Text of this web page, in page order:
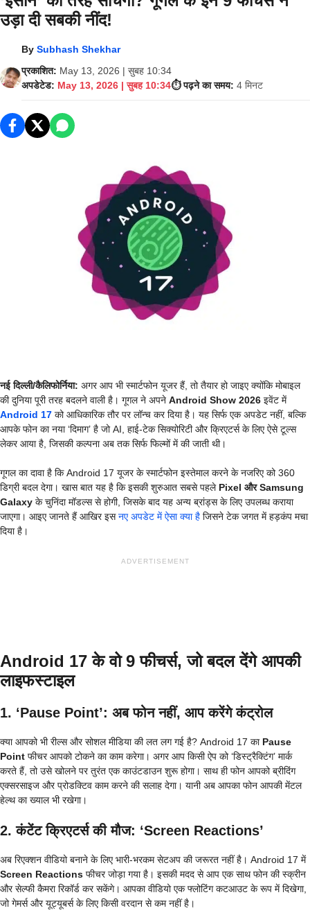
उड़ा दी सबकी नींद!
By Subhash Shekhar
प्रकाशित: May 13, 2026 | सुबह 10:34
अपडेटेड: May 13, 2026 | सुबह 10:34⏱️ पढ़ने का समय: 4 मिनट
नई दिल्ली/कैलिफोर्निया: अगर आप भी स्मार्टफोन यूजर हैं, तो तैयार हो जाइए क्योंकि मोबाइल
की दुनिया पूरी तरह बदलने वाली है। गूगल ने अपने Android Show 2026 इवेंट में
Android 17 को आधिकारिक तौर पर लॉन्च कर दिया है। यह सिर्फ एक अपडेट नहीं, बल्कि
आपके फोन का नया ‘दिमाग’ है जो AI, हाई-टेक सिक्योरिटी और क्रिएटर्स के लिए ऐसे टूल्स
लेकर आया है, जिसकी कल्पना अब तक सिर्फ फिल्मों में की जाती थी।
गूगल का दावा है कि Android 17 यूजर के स्मार्टफोन इस्तेमाल करने के नजरिए को 360
डिग्री बदल देगा। खास बात यह है कि इसकी शुरुआत सबसे पहले Pixel और Samsung
Galaxy के चुनिंदा मॉडल्स से होगी, जिसके बाद यह अन्य ब्रांड्स के लिए उपलब्ध कराया
जाएगा। आइए जानते हैं आखिर इसनए अपडेट में ऐसा क्या है जिसने टेक जगत में हड़कंप मचा
दिया है।
ADVERTISEMENT
Android 17 के वो 9 फीचर्स, जो बदल देंगे आपकी
लाइफस्टाइल
1. ‘Pause Point’: अब फोन नहीं, आप करेंगे कंट्रोल
क्या आपको भी रील्स और सोशल मीडिया की लत लग गई है? Android 17 का Pause
Point फीचर आपको टोकने का काम करेगा। अगर आप किसी ऐप को ‘डिस्ट्रैक्टिंग’ मार्क
करते हैं, तो उसे खोलने पर तुरंत एक काउंटडाउन शुरू होगा। साथ ही फोन आपको ब्रीदिंग
एक्सरसाइज और प्रोडक्टिव काम करने की सलाह देगा। यानी अब आपका फोन आपकी मेंटल
हेल्थ का ख्याल भी रखेगा।
2. कंटेंट क्रिएटर्स की मौज: ‘Screen Reactions’
अब रिएक्शन वीडियो बनाने के लिए भारी-भरकम सेटअप की जरूरत नहीं है। Android 17 में
Screen Reactions फीचर जोड़ा गया है। इसकी मदद से आप एक साथ फोन की स्क्रीन
और सेल्फी कैमरा रिकॉर्ड कर सकेंगे। आपका वीडियो एक फ्लोटिंग कटआउट के रूप में दिखेगा,
जो गेमर्स और यूट्यूबर्स के लिए किसी वरदान से कम नहीं है।